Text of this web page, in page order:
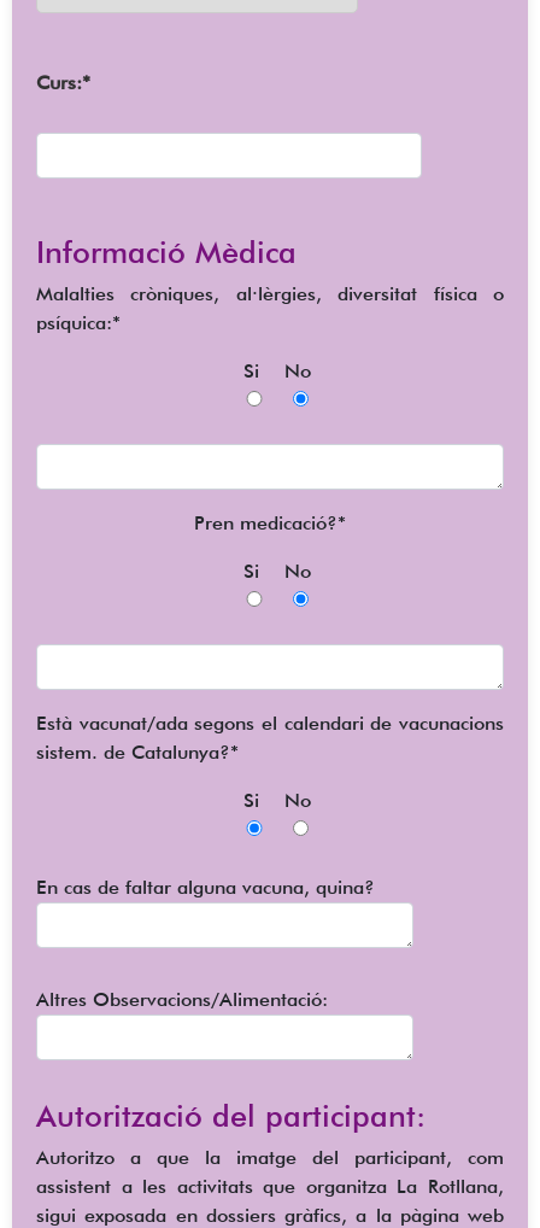
Curs:*
Informació Mèdica
Malalties cròniques, al·lèrgies, diversitat física o
psíquica:*
Si No
Pren medicació?*
Si No
Està vacunat/ada segons el calendari de vacunacions
sistem. de Catalunya?*
Si No
En cas de faltar alguna vacuna, quina?
Altres Observacions/Alimentació:
Autorització del participant:
Autoritzo a que la imatge del participant, com
assistent a les activitats que organitza La Rotllana,
sigui exposada en dossiers gràfics, a la pàgina web